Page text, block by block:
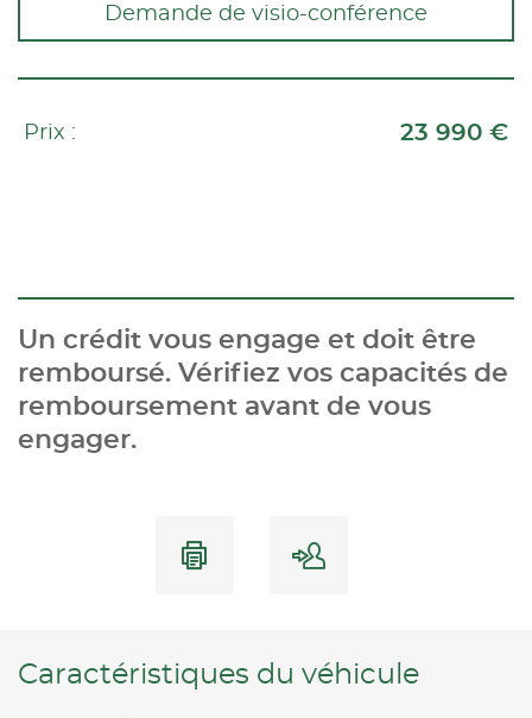
Demande de visio-conférence
Prix : 23 990 €
Un crédit vous engage et doit être
remboursé. Vérifiez vos capacités de
remboursement avant de vous
engager.
Caractéristiques du véhicule